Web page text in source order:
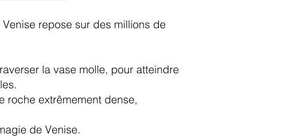
repose sur des millions de
la vase molle, pour atteindre
roche extrêmement dense,
de Venise.